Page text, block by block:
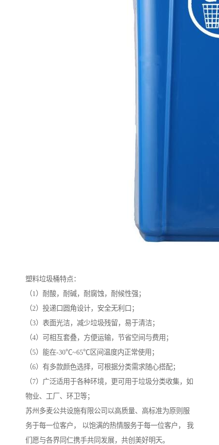
塑料垃圾桶特点：
（1）耐酸，耐碱，耐腐蚀，耐候性强；
（2）投递口圆角设计，安全无利口；
（3）表面光洁，减少垃圾残留，易于清洁；
（4）可相互套叠，方便运输，节省空间与费用；
（5）能在-30℃~65℃区间温度内正常使用；
（6）有多款颜色选择，可根据分类需求随心搭配；
（7）广泛适用于各种环境，更可用于垃圾分类收集，如
物业、工厂、环卫等；
苏州多麦公共设施有限公司以高质量、高标准为原则服
务于每一位客户， 以饱满的热情服务于每一位客户， 我
们愿与各界同仁携手共同发展，共创美好明天。